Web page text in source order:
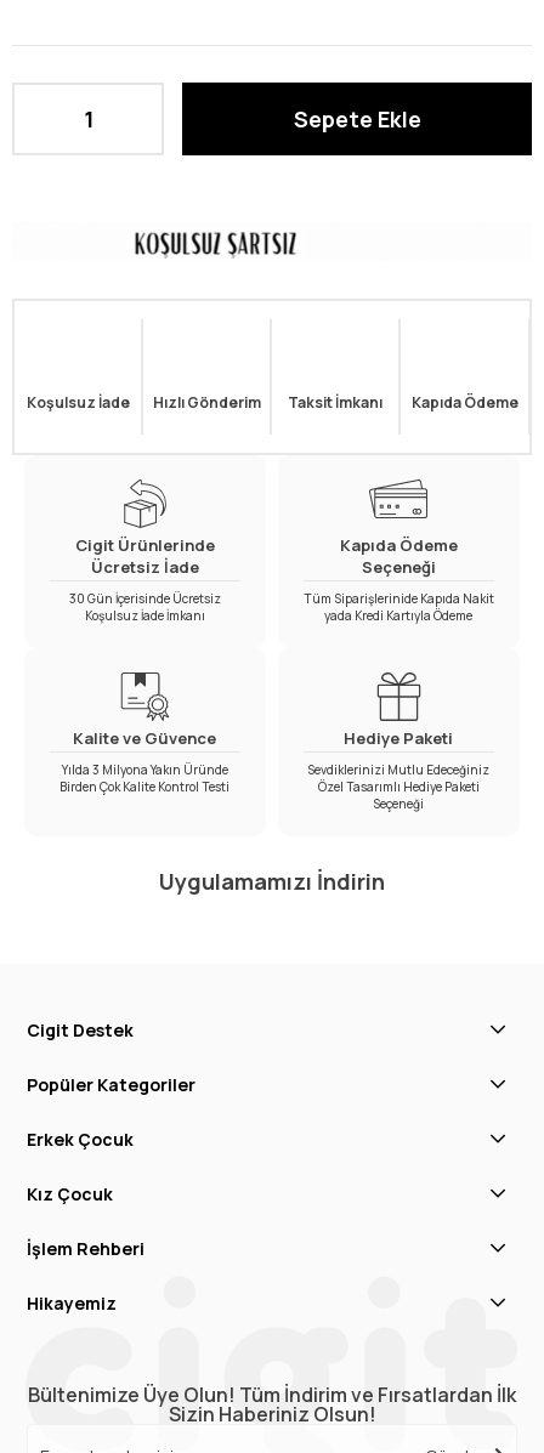
Koşulsuz İade Hızlı Gönderim Taksit İmkanı Kapıda Ödeme
Cigit Ürünlerinde
Ücretsiz İade
30 Gün İçerisinde Ücretsiz
Koşulsuz İade İmkanı
Kapıda Ödeme
Seçeneği
Tüm Siparişlerinide Kapıda Nakit
yada Kredi Kartıyla Ödeme
Kalite ve Güvence
Yılda 3 Milyona Yakın Üründe
Birden Çok Kalite Kontrol Testi
Hediye Paketi
Sevdiklerinizi Mutlu Edeceğiniz
Özel Tasarımlı Hediye Paketi
Seçeneği
Uygulamamızı İndirin
Cigit Destek
Popüler Kategoriler
Erkek Çocuk
Kız Çocuk
İşlem Rehberi
Hikayemiz
Bültenimize Üye Olun! Tüm İndirim ve Fırsatlardan İlk
Sizin Haberiniz Olsun!